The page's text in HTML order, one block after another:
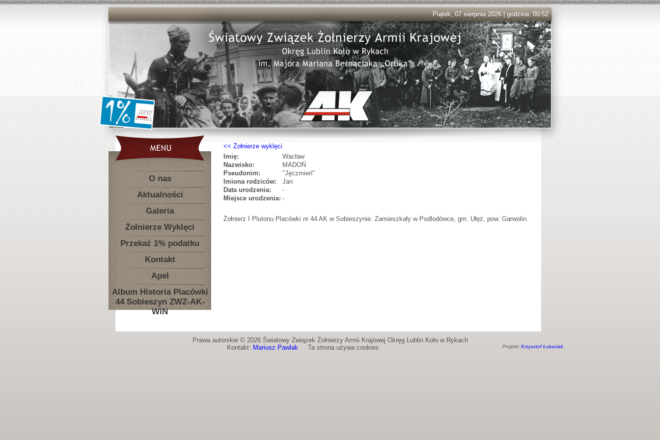
Piątek, 07 sierpnia 2026 | godzina: 00:52
O nas
Aktualności
Galeria
Żołnierze Wyklęci
Przekaż 1% podatku
Kontakt
Apel
Album Historia Placówki
44 Sobieszyn ZWZ-AK-
WiN
Żołnierze wyklęci
Imię:
Wacław
Nazwisko:
MADOŃ
Pseudonim:
"Jęczmień"
Imiona rodziców:
Jan
Data urodzenia:
-
Miejsce urodzenia: -
Żołnierz I Plutonu Placówki nr 44 AK w Sobieszynie. Zamieszkały w Podlodówce, gm. Ułęż, pow. Garwolin.
Prawa autorskie © 2026 Światowy Związek Żołnierzy Armii Krajowej Okręg Lublin Koło w Rykach
Kontakt: Mariusz PawlakTa strona używa cookies. Projekt: Krzysztof Łukasiak